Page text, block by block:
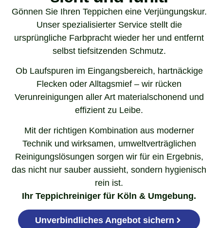
Gönnen Sie Ihren Teppichen eine Verjüngungskur.
Unser spezialisierter Service stellt die
ursprüngliche Farbpracht wieder her und entfernt
selbst tiefsitzenden Schmutz.
Ob Laufspuren im Eingangsbereich, hartnäckige
Flecken oder Alltagsmief – wir rücken
Verunreinigungen aller Art materialschonend und
effizient zu Leibe.
Mit der richtigen Kombination aus moderner
Technik und wirksamen, umweltverträglichen
Reinigungslösungen sorgen wir für ein Ergebnis,
das nicht nur sauber aussieht, sondern hygienisch
rein ist.
Ihr Teppichreiniger für Köln & Umgebung.
Unverbindliches Angebot sichern